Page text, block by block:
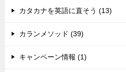
カタカナを英語に直そう (13)
カランメソッド (39)
キャンペーン情報 (1)